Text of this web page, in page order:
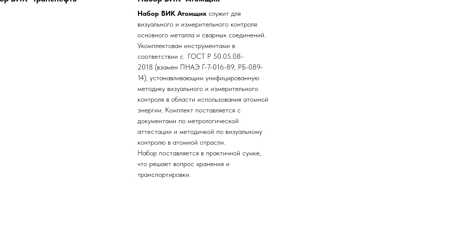
Набор ВИК Атомщик служит для
визуального и измерительного контроля
основного металла и сварных соединений.
Укомплектован инструментами в
соответствии с ГОСТ Р 50.05.08-
2018 (взамен ПНАЭ Г-7-016-89, РБ-089-
14), устанавливающим унифицированную
методику визуального и измерительного
контроля в области использования атомной
энергии. Комплект поставляется с
документами по метрологической
аттестации и методичкой по визуальному
контролю в атомной отрасли.
Набор поставляется в практичной сумке,
что решает вопрос хранения и
транспортировки.